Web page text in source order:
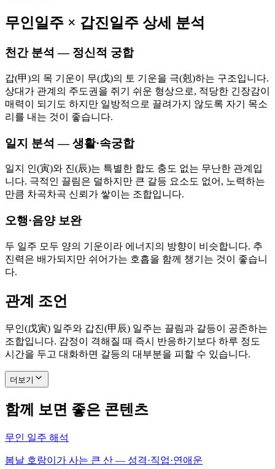
무인일주 × 갑진일주 상세 분석
천간 분석 — 정신적 궁합
갑(甲)의 목 기운이 무(戊)의 토 기운을 극(剋)하는 구조입니다.
상대가 관계의 주도권을 쥐기 쉬운 형상으로, 적당한 긴장감이
매력이 되기도 하지만 일방적으로 끌려가지 않도록 자기 목소
리를 내는 것이 좋습니다.
일지 분석 — 생활·속궁합
일지 인(寅)와 진(辰)는 특별한 합도 충도 없는 무난한 관계입
니다. 극적인 끌림은 덜하지만 큰 갈등 요소도 없어, 노력하는
만큼 차곡차곡 신뢰가 쌓이는 조합입니다.
오행·음양 보완
두 일주 모두 양의 기운이라 에너지의 방향이 비슷합니다. 추
진력은 배가되지만 쉬어가는 호흡을 함께 챙기는 것이 좋습니
다.
관계 조언
무인(戊寅) 일주와 갑진(甲辰) 일주는 끌림과 갈등이 공존하는
조합입니다. 감정이 격해질 때 즉시 반응하기보다 하루 정도
시간을 두고 대화하면 갈등의 대부분을 피할 수 있습니다.
더보기
함께 보면 좋은 콘텐츠
무인 일주 해석
봄날 호랑이가 사는 큰 산 — 성격·직업·연애운